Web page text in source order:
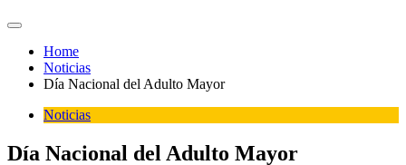
Home
Noticias
Día Nacional del Adulto Mayor
Noticias
Día Nacional del Adulto Mayor